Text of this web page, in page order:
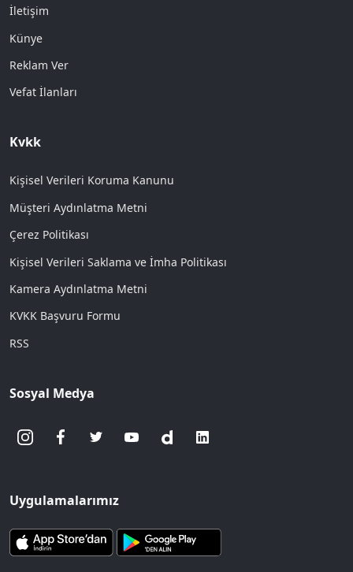
İletişim
Künye
Reklam Ver
Vefat İlanları
Kvkk
Kişisel Verileri Koruma Kanunu
Müşteri Aydınlatma Metni
Çerez Politikası
Kişisel Verileri Saklama ve İmha Politikası
Kamera Aydınlatma Metni
KVKK Başvuru Formu
RSS
Sosyal Medya
Uygulamalarımız